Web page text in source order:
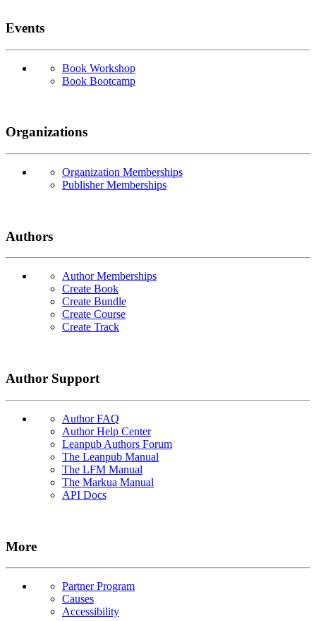
Events
Book Workshop
Book Bootcamp
Organizations
Organization Memberships
Publisher Memberships
Authors
Author Memberships
Create Book
Create Bundle
Create Course
Create Track
Author Support
Author FAQ
Author Help Center
Leanpub Authors Forum
The Leanpub Manual
The LFM Manual
The Markua Manual
API Docs
More
Partner Program
Causes
Accessibility